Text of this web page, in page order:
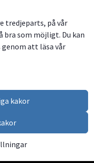
tredjeparts, på vår
bra som möjligt. Du kan
genom att läsa vår
kakor